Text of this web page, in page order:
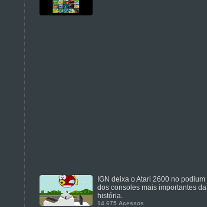
IGN deixa o Atari 2600 no podium
dos consoles mais importantes da
história.
14.675 Acessos